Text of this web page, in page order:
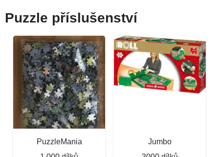
Puzzle příslušenství
PuzzleMania
Jumbo